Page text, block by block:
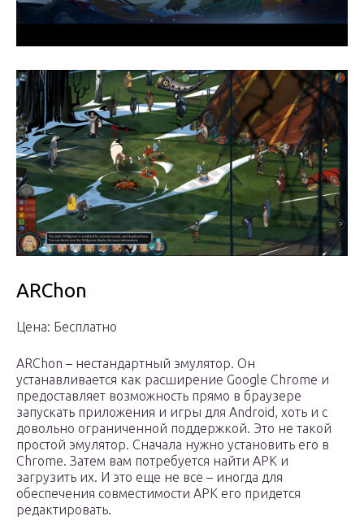
ARChon
Цена: Бесплатно
ARChon – нестандартный эмулятор. Он
устанавливается как расширение Google Chrome и
предоставляет возможность прямо в браузере
запускать приложения и игры для Android, хоть и с
довольно ограниченной поддержкой. Это не такой
простой эмулятор. Сначала нужно установить его в
Chrome. Затем вам потребуется найти APK и
загрузить их. И это еще не все – иногда для
обеспечения совместимости APK его придется
редактировать.